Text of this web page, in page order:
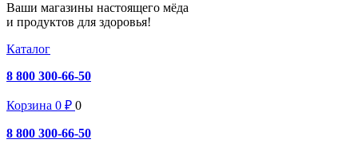
Ваши магазины настоящего мёда
и продуктов для здоровья!
Каталог
8 800 300-66-50
Корзина 0 ₽ 0
8 800 300-66-50